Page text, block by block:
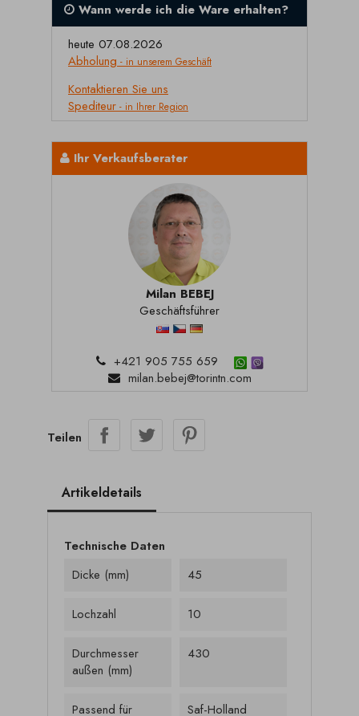
Wann werde ich die Ware erhalten?
heute 07.08.2026
Abholung - in unserem Geschäft
Kontaktieren Sie uns
Spediteur - in Ihrer Region
Ihr Verkaufsberater
Milan BEBEJ
Geschäftsführer
+421 905 755 659
milan.bebej@torintn.com
Teilen
Artikeldetails
Technische Daten
Dicke (mm)
45
Lochzahl 10
Durchmesser
außen (mm)
430
Passend für Saf-Holland